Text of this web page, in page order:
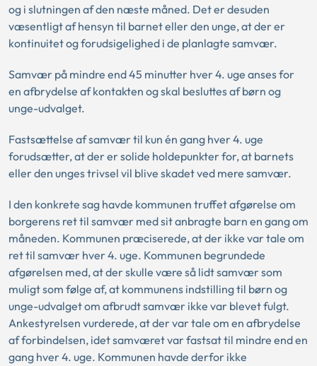
og i slutningen af den næste måned. Det er desuden
væsentligt af hensyn til barnet eller den unge, at der er
kontinuitet og forudsigelighed i de planlagte samvær.
Samvær på mindre end 45 minutter hver 4. uge anses for
en afbrydelse af kontakten og skal besluttes af børn og
unge-udvalget.
Fastsættelse af samvær til kun én gang hver 4. uge
forudsætter, at der er solide holdepunkter for, at barnets
eller den unges trivsel vil blive skadet ved mere samvær.
I den konkrete sag havde kommunen truffet afgørelse om
borgerens ret til samvær med sit anbragte barn en gang om
måneden. Kommunen præciserede, at der ikke var tale om
ret til samvær hver 4. uge. Kommunen begrundede
afgørelsen med, at der skulle være så lidt samvær som
muligt som følge af, at kommunens indstilling til børn og
unge-udvalget om afbrudt samvær ikke var blevet fulgt.
Ankestyrelsen vurderede, at der var tale om en afbrydelse
af forbindelsen, idet samværet var fastsat til mindre end en
gang hver 4. uge. Kommunen havde derfor ikke